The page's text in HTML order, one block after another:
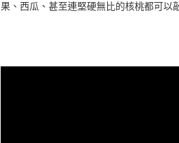
果、西瓜、甚至連堅硬無比的核桃都可以